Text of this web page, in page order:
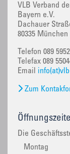
VLB Verband
Bayern e.V.
Dachauer
80335 München
Telefon 089
Telefax 089
Email
Zum
Die
Montag